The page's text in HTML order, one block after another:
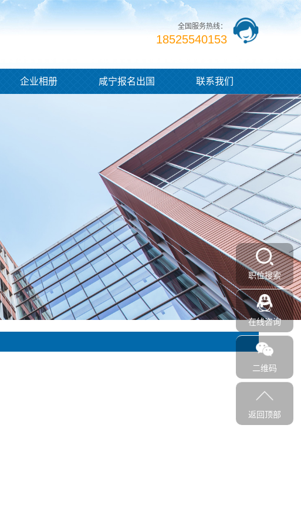
全国服务热线：
18525540153
企业相册 咸宁报名出国 联系我们
职位搜索
在线咨询
二维码
返回顶部